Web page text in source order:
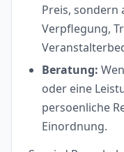
Preis, sondern
Verpflegung,
Beratung:
oder eine
persoenliche
Einordnung.